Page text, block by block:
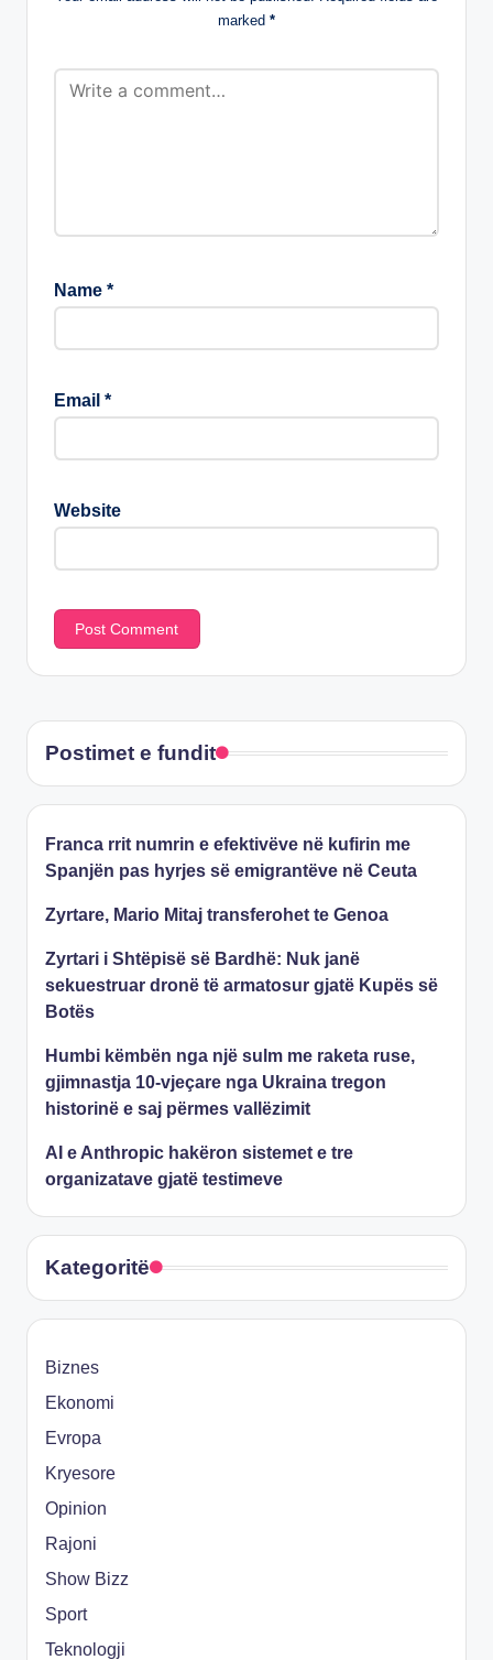
marked *
Name *
Email *
Website
Postimet e fundit
Franca rrit numrin e efektivëve në kufirin me
Spanjën pas hyrjes së emigrantëve në Ceuta
Zyrtare, Mario Mitaj transferohet te Genoa
Zyrtari i Shtëpisë së Bardhë: Nuk janë
sekuestruar dronë të armatosur gjatë Kupës së
Botës
Humbi këmbën nga një sulm me raketa ruse,
gjimnastja 10-vjeçare nga Ukraina tregon
historinë e saj përmes vallëzimit
AI e Anthropic hakëron sistemet e tre
organizatave gjatë testimeve
Kategoritë
Biznes
Ekonomi
Evropa
Kryesore
Opinion
Rajoni
Show Bizz
Sport
Teknologji